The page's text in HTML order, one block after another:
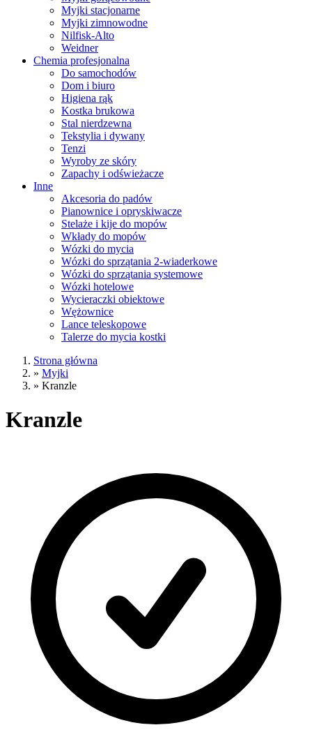
Myjki stacjonarne
Myjki zimnowodne
Nilfisk-Alto
Weidner
Chemia profesjonalna
Do samochodów
Dom i biuro
Higiena rąk
Kostka brukowa
Stal nierdzewna
Tekstylia i dywany
Tenzi
Wyroby ze skóry
Zapachy i odświeżacze
Inne
Akcesoria do padów
Pianownice i opryskiwacze
Stelaże i kije do mopów
Wkłady do mopów
Wózki do mycia
Wózki do sprzątania 2-wiaderkowe
Wózki do sprzątania systemowe
Wózki hotelowe
Wycieraczki obiektowe
Wężownice
Lance teleskopowe
Talerze do mycia kostki
Strona główna
» Myjki
» Kranzle
Kranzle